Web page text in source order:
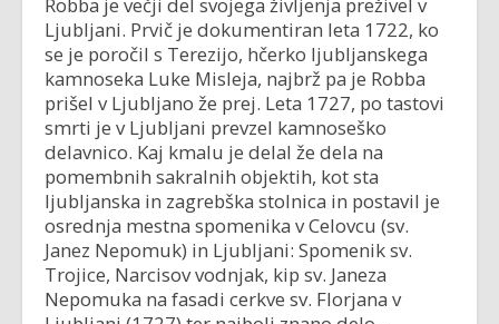
Ljubljani. Prvič je dokumentiran leta 1722, ko
se je poročil s Terezijo, hčerko ljubljanskega
kamnoseka Luke Misleja, najbrž pa je Robba
prišel v Ljubljano že prej. Leta 1727, po tastovi
smrti je v Ljubljani prevzel kamnoseško
delavnico. Kaj kmalu je delal že dela na
pomembnih sakralnih objektih, kot sta
ljubljanska in zagrebška stolnica in postavil je
osrednja mestna spomenika v Celovcu (sv.
Janez Nepomuk) in Ljubljani: Spomenik sv.
Trojice, Narcisov vodnjak, kip sv. Janeza
Nepomuka na fasadi cerkve sv. Florjana v